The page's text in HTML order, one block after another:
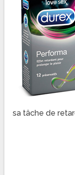
sa tâche de